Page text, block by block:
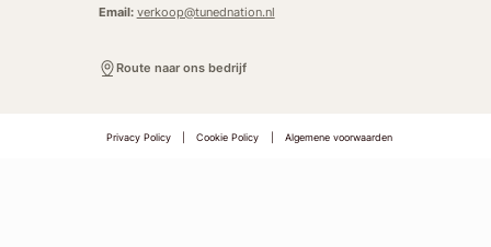
Email: verkoop@tunednation.nl
Route naar ons bedrijf
Privacy Policy Cookie Policy Algemene voorwaarden